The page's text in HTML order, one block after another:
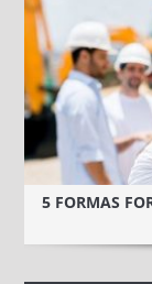
5 FORMAS